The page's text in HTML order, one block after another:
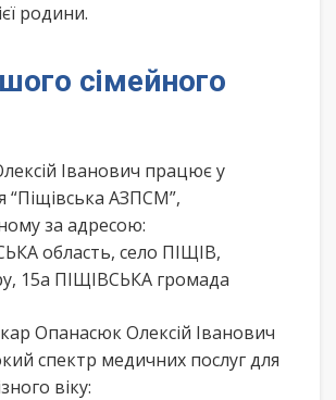
родини.
сімейного
Іванович працює у
“Піщівська АЗПСМ”,
за адресою:
область, село ПІЩІВ,
15а ПІЩІВСЬКА громада
Опанасюк Олексій Іванович
спектр медичних послуг для
віку: